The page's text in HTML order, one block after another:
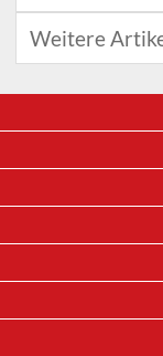
Weitere